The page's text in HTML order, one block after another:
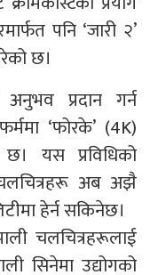
पनि ‘जारी २’
छ।
प्रदान गर्न
‘फोरके’ (4K)
यस प्रविधिको
चलचित्रहरू अब अझै
हेर्न सकिनेछ।
चलचित्रहरूलाई
सिनेमा उद्योगको